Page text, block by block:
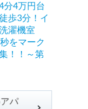
分4万円台
歩3分！イ
濯機室
をマーク
！！～第
パ